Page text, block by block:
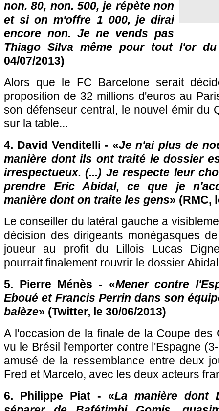
non. 80, non. 500, je répète non
et si on m'offre 1 000, je dirai
encore non. Je ne vends pas
Thiago Silva même pour tout l'or du
04/07/2013)
Alors que le FC Barcelone serait
proposition de 32 millions d'euros au
son défenseur central, le nouvel émir du
sur la table...
4. David Venditelli - «Je n'ai plus de
manière dont ils ont traité le dossier
irrespectueux. (...) Je respecte leur
prendre Eric Abidal, ce que je
manière dont on traite les gens» (RMC,
Le conseiller du latéral gauche a
décision des dirigeants monégasques
joueur au profit du Lillois Lucas
pourrait finalement rouvrir le dossier
5. Pierre Ménès - «Mener contre
Eboué et Francis Perrin dans son
balèze» (Twitter, le 30/06/2013)
A l'occasion de la finale de la Coupe des
vu le Brésil l'emporter contre l'Espagne
amusé de la ressemblance entre deux
Fred et Marcelo, avec les deux acteurs
6. Philippe Piat - «La manière dont